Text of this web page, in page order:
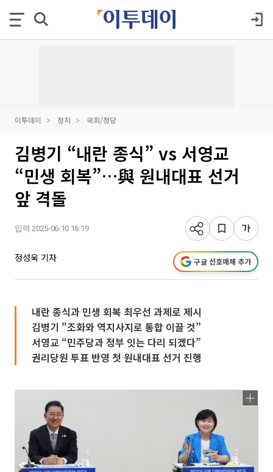
이투데이 정치 국회/정당
김병기 “내란 종식” vs 서영교
“민생 회복”…與 원내대표 선거
앞 격돌
입력 2025-06-10 16:19
정성욱 기자 구글 선호매체 추가
내란 종식과 민생 회복 최우선 과제로 제시
김병기 "조화와 역지사지로 통합 이끌 것”
서영교 “민주당과 정부 잇는 다리 되겠다”
권리당원 투표 반영 첫 원내대표 선거 진행